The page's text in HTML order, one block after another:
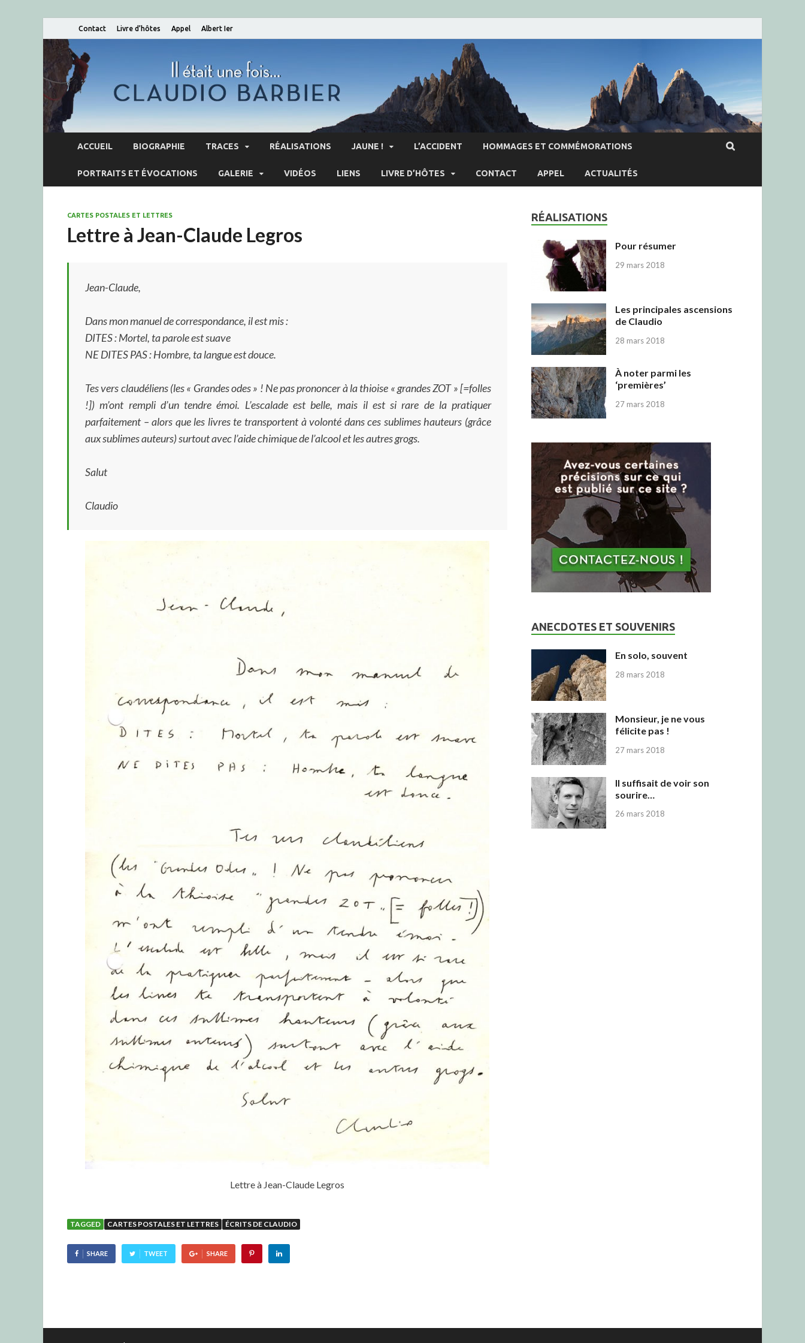
Contact Livre d’hôtes Appel Albert Ier
ACCUEIL BIOGRAPHIE TRACES RÉALISATIONS JAUNE ! L’ACCIDENT HOMMAGES ET COMMÉMORATIONS
PORTRAITS ET ÉVOCATIONS GALERIE VIDÉOS LIENS LIVRE D’HÔTES CONTACT APPEL ACTUALITÉS
CARTES POSTALES ET LETTRES
Lettre à Jean-Claude Legros
Jean-Claude,
Dans mon manuel de correspondance, il est mis :
DITES : Mortel, ta parole est suave
NE DITES PAS : Hombre, ta langue est douce.
Tes vers claudéliens (les « Grandes odes » ! Ne pas prononcer à la thioise « grandes ZOT » [=folles
!]) m’ont rempli d’un tendre émoi. L’escalade est belle, mais il est si rare de la pratiquer
parfaitement – alors que les livres te transportent à volonté dans ces sublimes hauteurs (grâce
aux sublimes auteurs) surtout avec l’aide chimique de l’alcool et les autres grogs.
Salut
Claudio
Lettre à Jean-Claude Legros
TAGGED CARTES POSTALES ET LETTRES ÉCRITS DE CLAUDIO
SHARE TWEET SHARE
RÉALISATIONS
Pour résumer
29 mars 2018
Les principales ascensions
de Claudio
28 mars 2018
À noter parmi les
‘premières’
27 mars 2018
ANECDOTES ET SOUVENIRS
En solo, souvent
28 mars 2018
Monsieur, je ne vous
félicite pas !
27 mars 2018
Il suffisait de voir son
sourire…
26 mars 2018